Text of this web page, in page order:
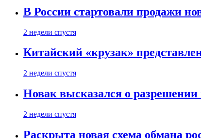
В России стартовали продажи
2 недели спустя
Китайский «крузак»
2 недели спустя
Новак высказался о
2 недели спустя
Раскрыта новая схема обмана